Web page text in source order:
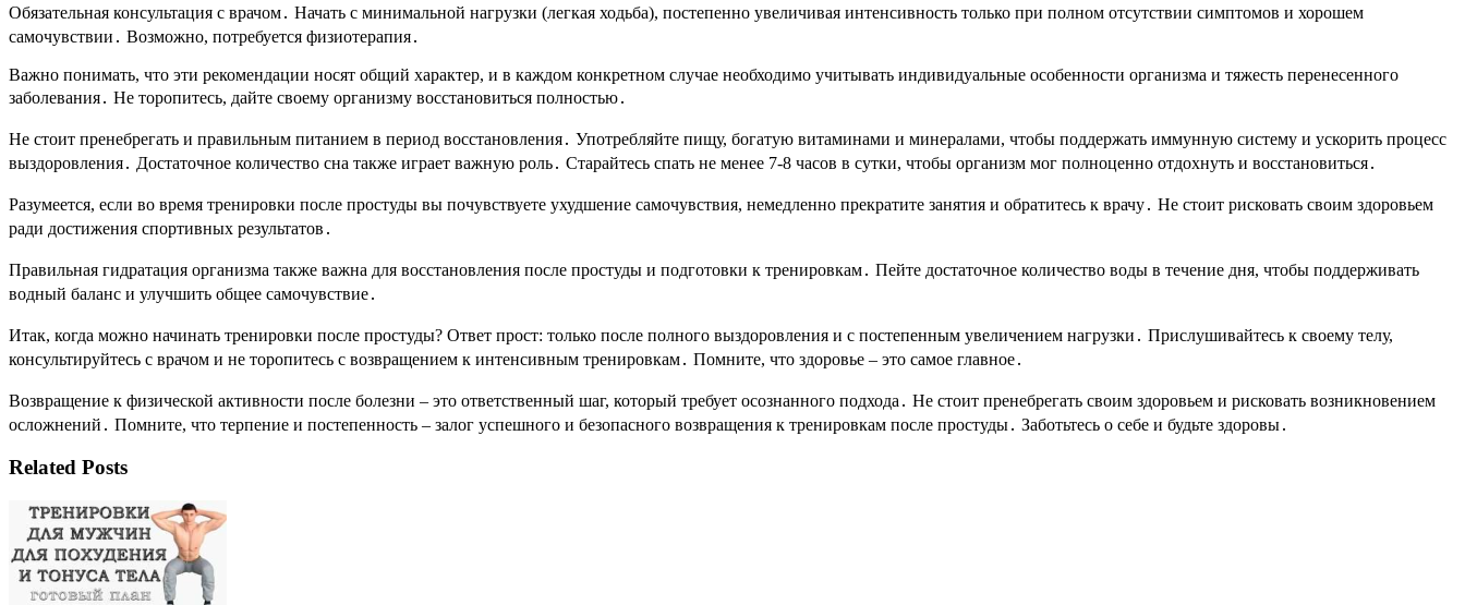
Обязательная консультация с врачом․ Начать с минимальной нагрузки (легкая ходьба), постепенно увеличивая интенсивность только при полном отсутствии симптомов и хорошем
самочувствии․ Возможно, потребуется физиотерапия․
Важно понимать, что эти рекомендации носят общий характер, и в каждом конкретном случае необходимо учитывать индивидуальные особенности организма и тяжесть перенесенного
заболевания․ Не торопитесь, дайте своему организму восстановиться полностью․
Не стоит пренебрегать и правильным питанием в период восстановления․ Употребляйте пищу, богатую витаминами и минералами, чтобы поддержать иммунную систему и ускорить процесс
выздоровления․ Достаточное количество сна также играет важную роль․ Старайтесь спать не менее 7-8 часов в сутки, чтобы организм мог полноценно отдохнуть и восстановиться․
Разумеется, если во время тренировки после простуды вы почувствуете ухудшение самочувствия, немедленно прекратите занятия и обратитесь к врачу․ Не стоит рисковать своим здоровьем
ради достижения спортивных результатов․
Правильная гидратация организма также важна для восстановления после простуды и подготовки к тренировкам․ Пейте достаточное количество воды в течение дня, чтобы поддерживать
водный баланс и улучшить общее самочувствие․
Итак, когда можно начинать тренировки после простуды? Ответ прост: только после полного выздоровления и с постепенным увеличением нагрузки․ Прислушивайтесь к своему телу,
консультируйтесь с врачом и не торопитесь с возвращением к интенсивным тренировкам․ Помните, что здоровье – это самое главное․
Возвращение к физической активности после болезни – это ответственный шаг, который требует осознанного подхода․ Не стоит пренебрегать своим здоровьем и рисковать возникновением
осложнений․ Помните, что терпение и постепенность – залог успешного и безопасного возвращения к тренировкам после простуды․ Заботьтесь о себе и будьте здоровы․
Related Posts